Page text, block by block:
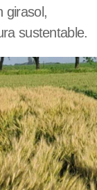
girasol,
sustentable.